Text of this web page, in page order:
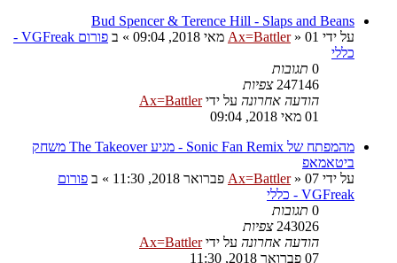
Bud Spencer & Terence Hill - Slaps and Beans
על ידי
Ax=Battler» 01 מאי 2018, 09:04 » ב
פורום VGFreak -
כללי
0 תגובות
247146 צפיות
הודעה אחרונה על ידיAx=Battler
01 מאי 2018, 09:04
מהמפתח של Sonic Fan Remix - מגיע The Takeover משחק
ביטאמאפ
על ידי
Ax=Battler» 07 פברואר 2018, 11:30 » ב פורום
VGFreak - כללי
0 תגובות
243026 צפיות
הודעה אחרונה על ידיAx=Battler
07 פברואר 2018, 11:30